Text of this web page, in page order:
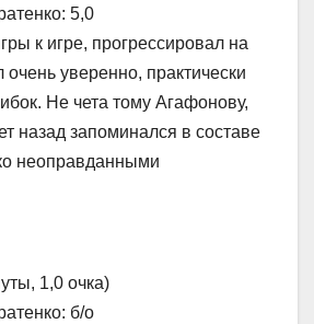
5,0
к игре, прогрессировал на
очень уверенно, практически
Не чета тому Агафонову,
назад запоминался в составе
неоправданными
1,0 очка)
б/о